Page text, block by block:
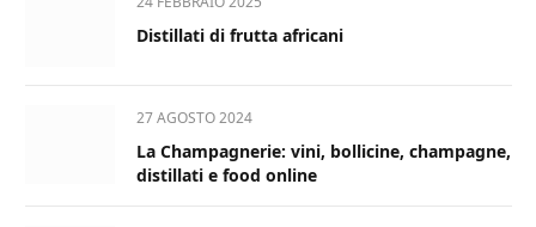
Distillati di frutta africani
27 AGOSTO 2024
La Champagnerie: vini, bollicine, champagne,
distillati e food online